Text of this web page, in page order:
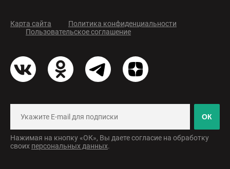
Карта сайта
Политика конфиденциальности
Пользовательское соглашение
ОК
Нажимая на кнопку «ОК», Вы даете согласие на обработку
своих персональных данных.